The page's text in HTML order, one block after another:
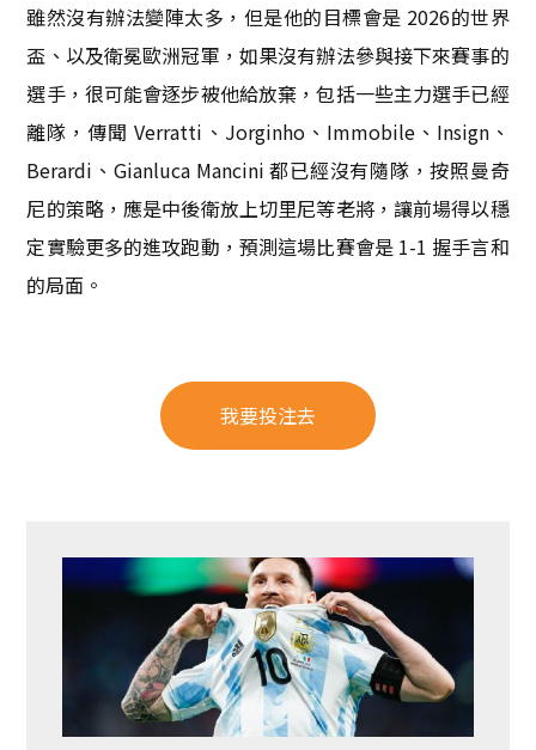
雖然沒有辦法變陣太多，但是他的目標會是 2026的世界
盃、以及衛冕歐洲冠軍，如果沒有辦法參與接下來賽事的
選手，很可能會逐步被他給放棄，包括一些主力選手已經
離隊，傳聞 Verratti、Jorginho、Immobile、Insign、
Berardi、Gianluca Mancini 都已經沒有隨隊，按照曼奇
尼的策略，應是中後衛放上切里尼等老將，讓前場得以穩
定實驗更多的進攻跑動，預測這場比賽會是 1-1 握手言和
的局面。
我要投注去